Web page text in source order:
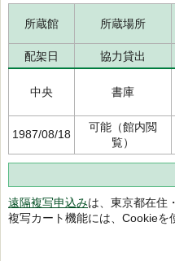
所蔵館 所蔵場所
配架日 協力貸出
中央 書庫
1987/08/18
可能（館内閲
覧）
遠隔複写申込みは、東京都在住
複写カート機能には、Cookie